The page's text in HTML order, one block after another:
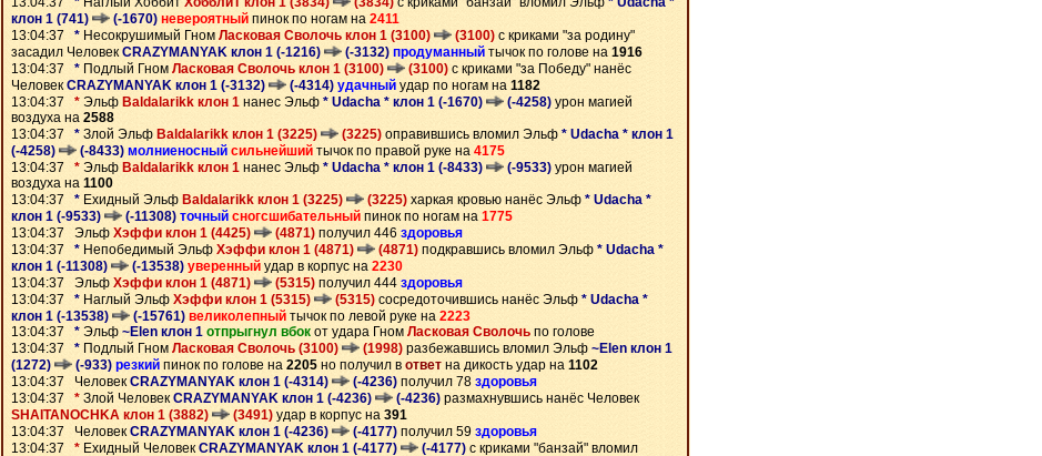
клон 1 (741)
(-1670) невероятный пинок по ногам на 2411
13:04:37 * Несокрушимый Гном Ласковая Сволочь клон 1 (3100) (3100) с криками "за родину"
засадил ЧеловекCRAZYMANYAK клон 1 (-1216) (-3132) продуманный тычок по голове на 1916
13:04:37 * Подлый Гном Ласковая Сволочь клон 1 (3100) (3100) с криками "за Победу" нанёс
Человек CRAZYMANYAK клон 1 (-3132) (-4314) удачный удар по ногам на 1182
13:04:37 * Эльф Baldalarikk клон 1 нанес Эльф * Udacha * клон 1 (-1670) (-4258) урон магией
воздуха на 2588
13:04:37 * Злой Эльф Baldalarikk клон 1 (3225) (3225) оправившись вломил Эльф * Udacha * клон 1
(-4258)
(-8433) молниеносный сильнейший тычок по правой руке на 4175
13:04:37 * Эльф Baldalarikk клон 1 нанес Эльф * Udacha * клон 1 (-8433) (-9533) урон магией
воздуха на 1100
13:04:37 * Ехидный Эльф Baldalarikk клон 1 (3225) (3225) харкая кровью нанёс Эльф * Udacha *
клон 1 (-9533)
(-11308) точный сногсшибательный пинок по ногам на 1775
13:04:37 Эльф Хэффи клон 1 (4425) (4871) получил 446 здоровья
13:04:37 * Непобедимый Эльф Хэффи клон 1 (4871) (4871) подкравшись вломил Эльф * Udacha *
клон 1 (-11308)
(-13538) уверенный удар в корпус на 2230
13:04:37 Эльф Хэффи клон 1 (4871) (5315) получил 444 здоровья
13:04:37 * Наглый Эльф Хэффи клон 1 (5315) (5315) сосредоточившись нанёс Эльф * Udacha *
клон 1 (-13538)
(-15761) великолепный тычок по левой руке на 2223
13:04:37 * Эльф ~Elen клон 1 отпрыгнул вбок от удара Гном Ласковая Сволочь по голове
13:04:37 * Подлый Гном Ласковая Сволочь (3100) (1998) разбежавшись вломил Эльф ~Elen клон 1
(1272)
(-933) резкий пинок по голове на 2205 но получил в ответ на дикость удар на 1102
13:04:37 ЧеловекCRAZYMANYAK клон 1 (-4314) (-4236) получил 78 здоровья
13:04:37 * Злой ЧеловекCRAZYMANYAK клон 1 (-4236) (-4236) размахнувшись нанёс Человек
SHAITANOCHKA клон 1 (3882)
(3491) удар в корпус на 391
13:04:37 ЧеловекCRAZYMANYAK клон 1 (-4236) (-4177) получил 59 здоровья
13:04:37 * Ехидный Человек CRAZYMANYAK клон 1 (-4177) (-4177) с криками "банзай" вломил